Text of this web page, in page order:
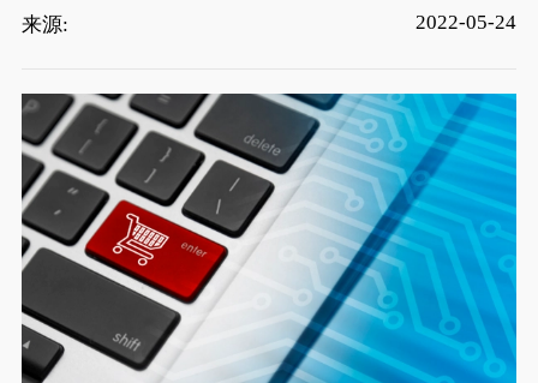
来源: 2022-05-24